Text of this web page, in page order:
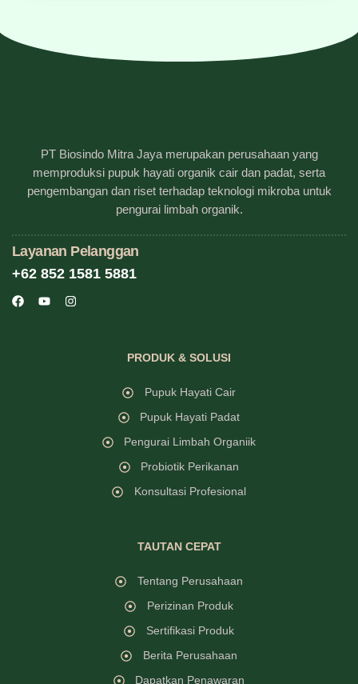
PT Biosindo Mitra Jaya merupakan perusahaan yang
memproduksi pupuk hayati organik cair dan padat, serta
pengembangan dan riset terhadap teknologi mikroba untuk
pengurai limbah organik.
Layanan Pelanggan
+62 852 1581 5881
PRODUK & SOLUSI
Pupuk Hayati Cair
Pupuk Hayati Padat
Pengurai Limbah Organiik
Probiotik Perikanan
Konsultasi Profesional
TAUTAN CEPAT
Tentang Perusahaan
Perizinan Produk
Sertifikasi Produk
Berita Perusahaan
Dapatkan Penawaran